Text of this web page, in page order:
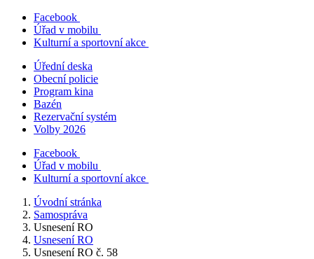
Facebook
Úřad v mobilu
Kulturní a sportovní akce
Úřední deska
Obecní policie
Program kina
Bazén
Rezervační systém
Volby 2026
Facebook
Úřad v mobilu
Kulturní a sportovní akce
Úvodní stránka
Samospráva
Usnesení RO
Usnesení RO
Usnesení RO č. 58